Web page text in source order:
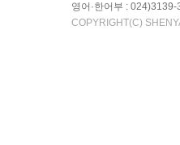
영어·한어부 :
COPYRIGHT(C)